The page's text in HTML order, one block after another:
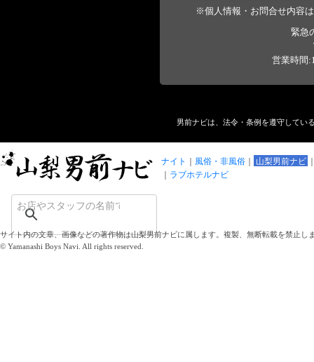
※個人情報・お問合せ内容
緊急
営業時間
男前ナビは、法令・条例を遵守してい
ナイト 風俗・非風俗
山梨男前ナビ
ラブホテルナビ
サイト内の文章、画像などの著作物は山梨男前ナビに属します。複製、無断転載を禁止し
© Yamanashi Boys Navi. All rights reserved.